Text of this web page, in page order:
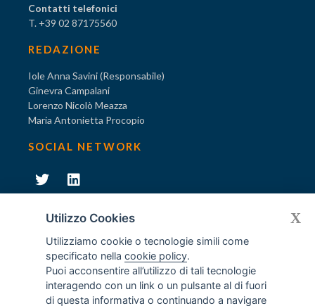
Contatti telefonici
T. +39 02 87175560
REDAZIONE
Iole Anna Savini (Responsabile)
Ginevra Campalani
Lorenzo Nicolò Meazza
Maria Antonietta Procopio
SOCIAL NETWORK
Diventa socio di AODV
© Tutti i diritti riservati AODV231- ® Marchio registrato
Utilizzo Cookies
Utilizziamo cookie o tecnologie simili come
specificato nellacookie policy.
Puoi acconsentire all’utilizzo di tali tecnologie
interagendo con un link o un pulsante al di fuori
di questa informativa o continuando a navigare
X